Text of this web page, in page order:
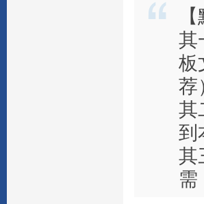
其
板
荐
其
到
其
需